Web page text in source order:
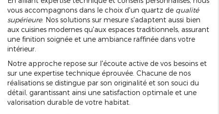
vous accompagnons dans le choix d'un quartz de qualité
supérieure. Nos solutions sur mesure s'adaptent aussi bien
aux cuisines modernes qu'aux espaces traditionnels, assurant
une finition soignée et une ambiance raffinée dans votre
intérieur.
Notre approche repose sur l'écoute active de vos besoins et
sur une expertise technique éprouvée. Chacune de nos
réalisations se distingue par son originalité et son souci du
détail, garantissant ainsi une satisfaction optimale et une
valorisation durable de votre habitat.